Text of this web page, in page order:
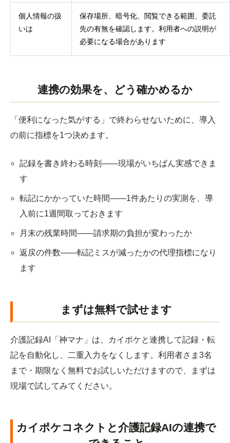
個人情報の扱
いは
保存場所、暗号化、閲覧できる範囲、委託
先の有無を確認します。利用者への説明が
必要になる場合があります
連携の効果を、どう確かめるか
「便利になった気がする」で終わらせないために、導入
の前に指標を1つ決めます。
記録を書き終わる時刻——現場がいちばん実感できま
す
転記にかかっていた時間——1件あたりの実測を、導
入前に1週間取っておきます
月末の残業時間——請求期の負担が変わったか
返戻の件数——転記ミスが減ったかの代理指標になり
ます
まずは無料で試せます
介護記録AI「神マナ」は、カイポケと連携して記録・転
記を自動化し、二重入力をなくします。利用者さま3名
まで・期限なく無料でお試しいただけますので、まずは
現場で試してみてください。
カイポケコネクトと介護記録AIの連携で